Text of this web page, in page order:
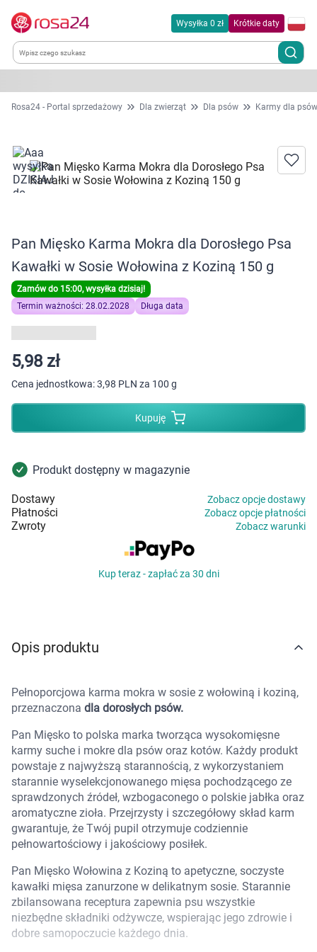
Korzystamy z plików cookies w celu
Wysyłka 0 zł Krótkie daty
Kategorie
Dla zwierząt
Zdrowie
Kobieta w ciąży i mama
Dziecko
Higiena
Kosmetyki
Mężczyzna
Zdrowy styl życia
Zabawki
Marki
Rosa24 - Portal sprzedażowy Dla zwierząt Dla psów Karmy dla psów
Pan Mięsko Karma Mokra dla Dorosłego Psa
Kawałki w Sosie Wołowina z Koziną 150 g
Zamów do 15:00, wysyłka dzisiaj!
Termin ważności: 28.02.2028
Długa data
5,98 zł
Cena jednostkowa:3,98 PLN za 100 g
Kupuję
Produkt dostępny w magazynie
Dostawy Zobacz opcje dostawy
Płatności Zobacz opcje płatności
Zwroty Zobacz warunki
Kup teraz - zapłać za 30 dni
Opis produktu
Pełnoporcjowa karma mokra w sosie z wołowiną i koziną,
przeznaczona dla dorosłych psów.
Pan Mięsko to polska marka tworząca wysokomięsne
karmy suche i mokre dla psów oraz kotów. Każdy produkt
powstaje z najwyższą starannością, z wykorzystaniem
starannie wyselekcjonowanego mięsa pochodzącego ze
sprawdzonych źródeł, wzbogaconego o polskie jabłka oraz
aromatyczne zioła. Przejrzysty i szczegółowy skład karm
gwarantuje, że Twój pupil otrzymuje codziennie
pełnowartościowy i jakościowy posiłek.
Pan Mięsko Wołowina z Koziną to apetyczne, soczyste
kawałki mięsa zanurzone w delikatnym sosie. Starannie
zbilansowana receptura zapewnia psu wszystkie
niezbędne składniki odżywcze, wspierając jego zdrowie i
dobre samopoczucie każdego dnia.